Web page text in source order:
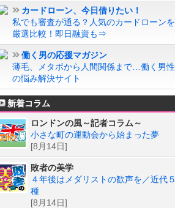
カードローン、今日借りたい！
私でも審査が通る？人気のカードローンを
厳選比較！即日融資も⇒
働く男の応援マガジン
薄毛、メタボから人間関係まで…働く男性
の悩み解決サイト
新着コラム
ロンドンの風～記者コラム～
小さな町の運動会から始まった夢
[8月14日]
敗者の美学
４年後はメダリストの歓声を／近代５
種
[8月14日]